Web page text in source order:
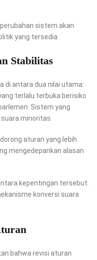
sistem akan
yang tersedia.
Stabilitas
di antara dua nilai utama:
terlalu terbuka berisiko
Sistem yang
minoritas.
aturan yang lebih
mengedepankan alasan
kepentingan tersebut.
konversi suara
bahwa revisi aturan